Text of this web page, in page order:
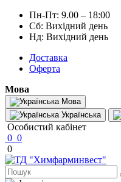
Пн-Пт: 9.00 – 18:00
Сб: Вихідний день
Нд: Вихідний день
Доставка
Оферта
Мова
Мова
Українська
Особистий кабінет
0 0
0